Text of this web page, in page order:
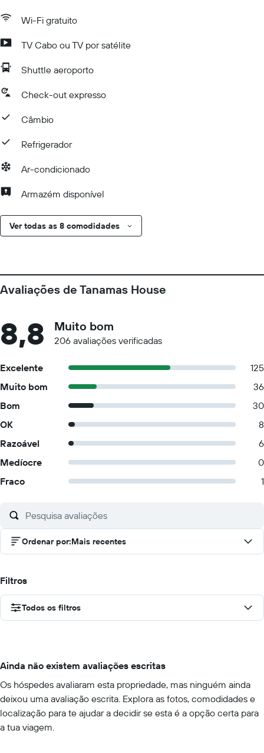
Wi-Fi gratuito
TV Cabo ou TV por satélite
Shuttle aeroporto
Check-out expresso
Câmbio
Refrigerador
Ar-condicionado
Armazém disponível
Ver todas as 8 comodidades
Avaliações de Tanamas House
8,8 Muito bom
206 avaliações verificadas
Excelente
125
Muito bom
36
Bom
30
OK
8
Razoável
6
Medíocre
0
Fraco
1
Ordenar por:Mais recentes
Filtros
Todos os filtros
Ainda não existem avaliações escritas
Os hóspedes avaliaram esta propriedade, mas ninguém ainda
deixou uma avaliação escrita. Explora as fotos, comodidades e
localização para te ajudar a decidir se esta é a opção certa para
a tua viagem.